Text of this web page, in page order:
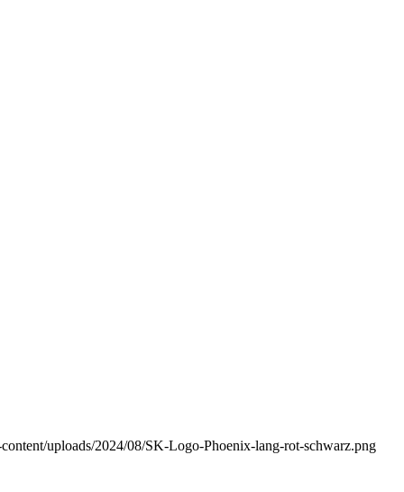
uploads/2024/08/SK-Logo-Phoenix-lang-rot-schwarz.png